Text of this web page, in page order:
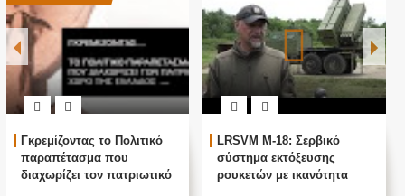
Γκρεμίζοντας το Πολιτικό
παραπέτασμα που
διαχωρίζει τον πατριωτικό
χώρο
LRSVM M-18: Σερβικό
σύστημα εκτόξευσης
ρουκετών με ικανότητα
πλήγματος στα 50χλμ